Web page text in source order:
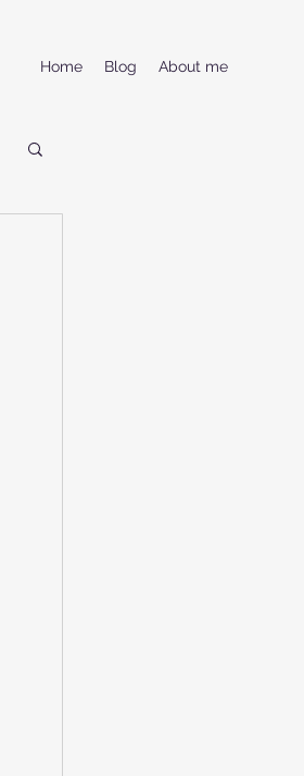
Home Blog About me